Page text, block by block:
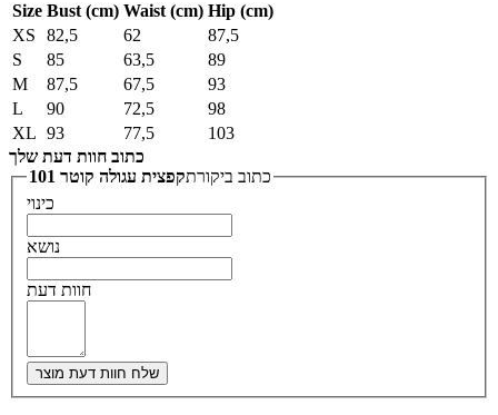
Size Bust (cm) Waist (cm) Hip (cm)
XS
82,5 62
87,5
S
85 63,5
89
M
87,5 67,5
93
L
90 72,5
98
XL 93 77,5
103
כתוב חוות דעת שלך
כתוב ביקורתקפצית עגולה קוטר 101
כינוי
נושא
חוות דעת
שלח חוות דעת מוצר